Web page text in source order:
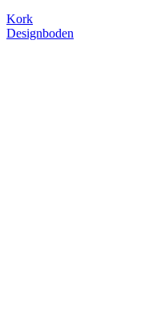
Kork
Designboden